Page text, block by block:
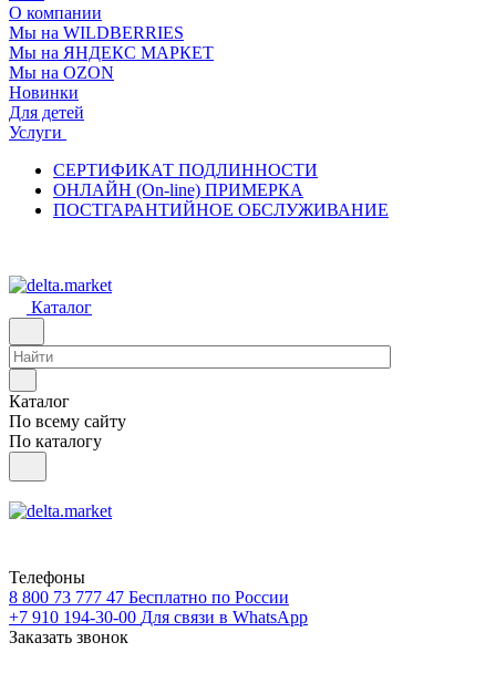
О компании
Мы на WILDBERRIES
Мы на ЯНДЕКС МАРКЕТ
Мы на OZON
Новинки
Для детей
Услуги
СЕРТИФИКАТ ПОДЛИННОСТИ
ОНЛАЙН (On-line) ПРИМЕРКА
ПОСТГАРАНТИЙНОЕ ОБСЛУЖИВАНИЕ
Каталог
Каталог
По всему сайту
По каталогу
Телефоны
8 800 73 777 47 Бесплатно по России
+7 910 194-30-00 Для связи в WhatsApp
Заказать звонок